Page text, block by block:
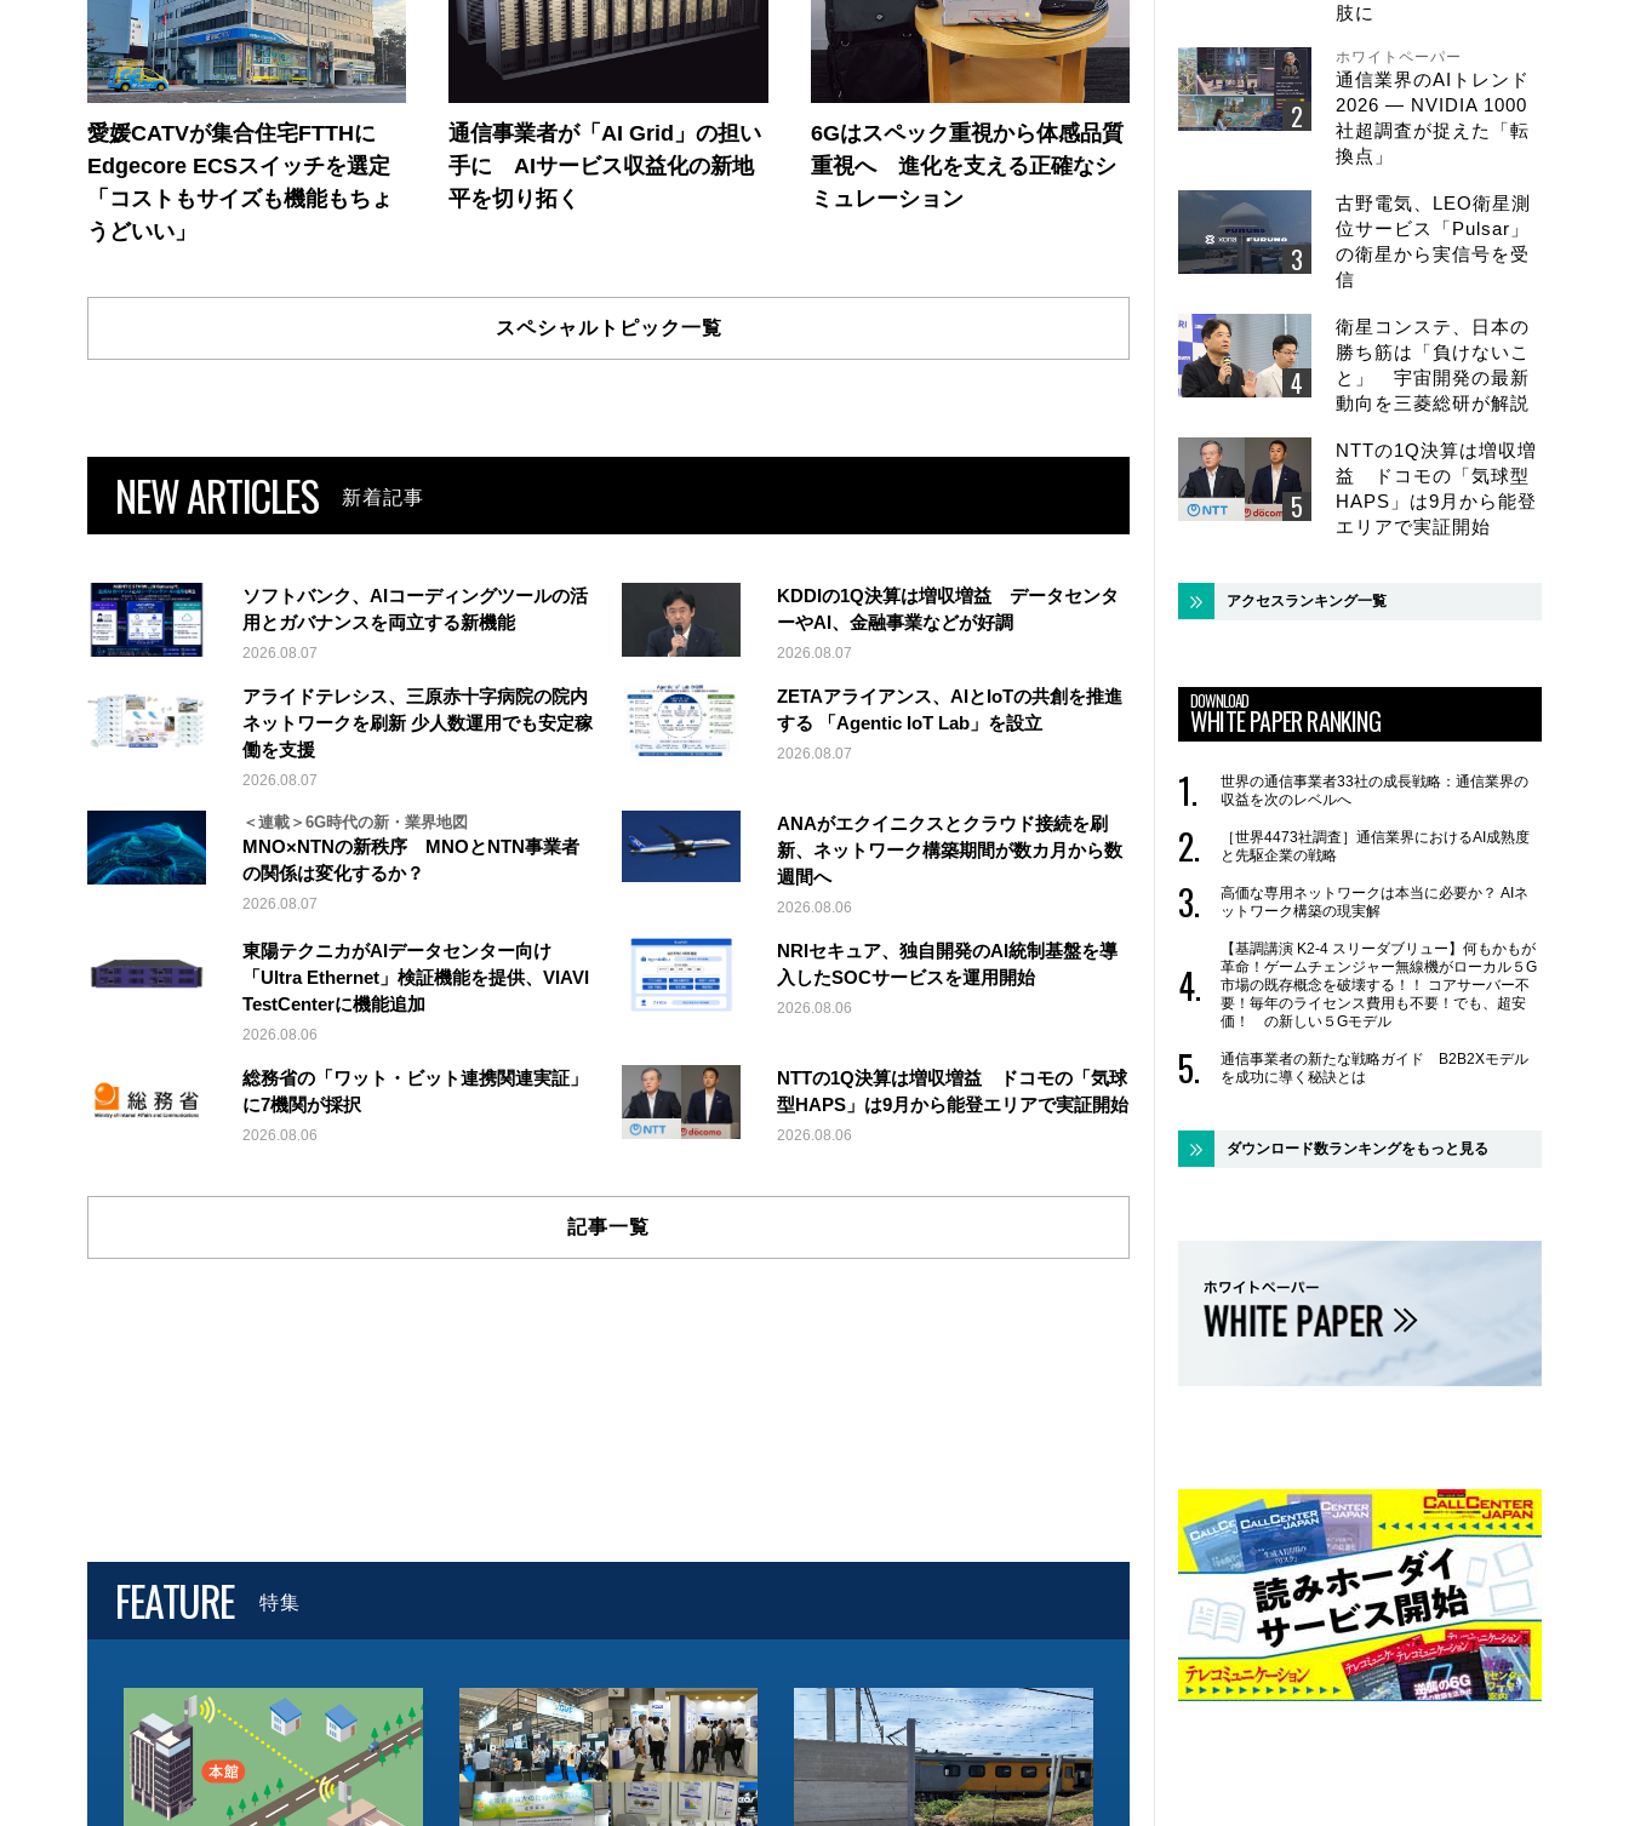
愛媛CATVが集合住宅FTTHに
Edgecore ECSスイッチを選定
「コストもサイズも機能もちょ
うどいい」
通信事業者が「AI Grid」の担い
手に AIサービス収益化の新地
平を切り拓く
6Gはスペック重視から体感品質
重視へ 進化を支える正確なシ
ミュレーション
スペシャルトピック一覧
NEW ARTICLES 新着記事
ソフトバンク、AIコーディングツールの活
用とガバナンスを両立する新機能
2026.08.07
KDDIの1Q決算は増収増益 データセンタ
ーやAI、金融事業などが好調
2026.08.07
アライドテレシス、三原赤十字病院の院内
ネットワークを刷新 少人数運用でも安定稼
働を支援
2026.08.07
ZETAアライアンス、AIとIoTの共創を推進
する 「Agentic IoT Lab」を設立
2026.08.07
＜連載＞6G時代の新・業界地図
MNO×NTNの新秩序 MNOとNTN事業者
の関係は変化するか？
2026.08.07
ANAがエクイニクスとクラウド接続を刷
新、ネットワーク構築期間が数カ月から数
週間へ
2026.08.06
東陽テクニカがAIデータセンター向け
「Ultra Ethernet」検証機能を提供、VIAVI
TestCenterに機能追加
2026.08.06
NRIセキュア、独自開発のAI統制基盤を導
入したSOCサービスを運用開始
2026.08.06
総務省の「ワット・ビット連携関連実証」
に7機関が採択
2026.08.06
NTTの1Q決算は増収増益 ドコモの「気球
型HAPS」は9月から能登エリアで実証開始
2026.08.06
記事一覧
FEATURE 特集
肢に
ホワイトペーパー
通信業界のAIトレンド
2026 ― NVIDIA 1000
社超調査が捉えた「転
換点」
古野電気、LEO衛星測
位サービス「Pulsar」
の衛星から実信号を受
信
衛星コンステ、日本の
勝ち筋は「負けないこ
と」 宇宙開発の最新
動向を三菱総研が解説
NTTの1Q決算は増収増
益 ドコモの「気球型
HAPS」は9月から能登
エリアで実証開始
アクセスランキング一覧
DOWNLOAD
WHITE PAPER RANKING
世界の通信事業者33社の成長戦略：通信業界の
収益を次のレベルへ
［世界4473社調査］通信業界におけるAI成熟度
と先駆企業の戦略
高価な専用ネットワークは本当に必要か？ AIネ
ットワーク構築の現実解
【基調講演 K2-4 スリーダブリュー】何もかもが
革命！ゲームチェンジャー無線機がローカル５G
市場の既存概念を破壊する！！ コアサーバー不
要！毎年のライセンス費用も不要！でも、超安
価！ の新しい５Gモデル
通信事業者の新たな戦略ガイド B2B2Xモデル
を成功に導く秘訣とは
ダウンロード数ランキングをもっと見る